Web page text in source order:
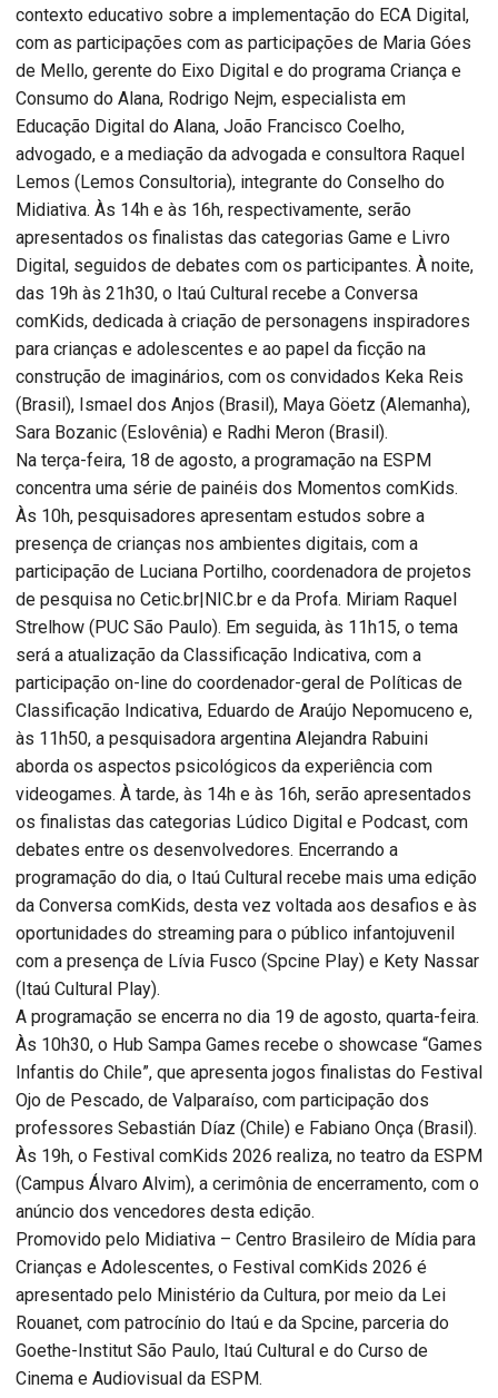
contexto educativo sobre a implementação do ECA Digital,
com as participações com as participações de Maria Góes
de Mello, gerente do Eixo Digital e do programa Criança e
Consumo do Alana, Rodrigo Nejm, especialista em
Educação Digital do Alana, João Francisco Coelho,
advogado, e a mediação da advogada e consultora Raquel
Lemos (Lemos Consultoria), integrante do Conselho do
Midiativa. Às 14h e às 16h, respectivamente, serão
apresentados os finalistas das categorias Game e Livro
Digital, seguidos de debates com os participantes. À noite,
das 19h às 21h30, o Itaú Cultural recebe a Conversa
comKids, dedicada à criação de personagens inspiradores
para crianças e adolescentes e ao papel da ficção na
construção de imaginários, com os convidados Keka Reis
(Brasil), Ismael dos Anjos (Brasil), Maya Göetz (Alemanha),
Sara Bozanic (Eslovênia) e Radhi Meron (Brasil).
Na terça-feira, 18 de agosto, a programação na ESPM
concentra uma série de painéis dos Momentos comKids.
Às 10h, pesquisadores apresentam estudos sobre a
presença de crianças nos ambientes digitais, com a
participação de Luciana Portilho, coordenadora de projetos
de pesquisa no Cetic.br|NIC.br e da Profa. Miriam Raquel
Strelhow (PUC São Paulo). Em seguida, às 11h15, o tema
será a atualização da Classificação Indicativa, com a
participação on-line do coordenador-geral de Políticas de
Classificação Indicativa, Eduardo de Araújo Nepomuceno e,
às 11h50, a pesquisadora argentina Alejandra Rabuini
aborda os aspectos psicológicos da experiência com
videogames. À tarde, às 14h e às 16h, serão apresentados
os finalistas das categorias Lúdico Digital e Podcast, com
debates entre os desenvolvedores. Encerrando a
programação do dia, o Itaú Cultural recebe mais uma edição
da Conversa comKids, desta vez voltada aos desafios e às
oportunidades do streaming para o público infantojuvenil
com a presença de Lívia Fusco (Spcine Play) e Kety Nassar
(Itaú Cultural Play).
A programação se encerra no dia 19 de agosto, quarta-feira.
Às 10h30, o Hub Sampa Games recebe o showcase “Games
Infantis do Chile”, que apresenta jogos finalistas do Festival
Ojo de Pescado, de Valparaíso, com participação dos
professores Sebastián Díaz (Chile) e Fabiano Onça (Brasil).
Às 19h, o Festival comKids 2026 realiza, no teatro da ESPM
(Campus Álvaro Alvim), a cerimônia de encerramento, com o
anúncio dos vencedores desta edição.
Promovido pelo Midiativa – Centro Brasileiro de Mídia para
Crianças e Adolescentes, o Festival comKids 2026 é
apresentado pelo Ministério da Cultura, por meio da Lei
Rouanet, com patrocínio do Itaú e da Spcine, parceria do
Goethe-Institut São Paulo, Itaú Cultural e do Curso de
Cinema e Audiovisual da ESPM.